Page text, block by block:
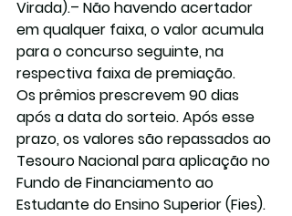
Virada).– Não havendo acertador
em qualquer faixa, o valor acumula
para o concurso seguinte, na
respectiva faixa de premiação.
Os prêmios prescrevem 90 dias
após a data do sorteio. Após esse
prazo, os valores são repassados ao
Tesouro Nacional para aplicação no
Fundo de Financiamento ao
Estudante do Ensino Superior (Fies).